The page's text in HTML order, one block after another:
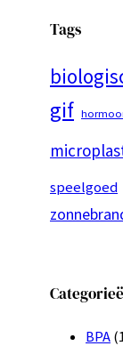
Tags
gif
speelgoed
BPA